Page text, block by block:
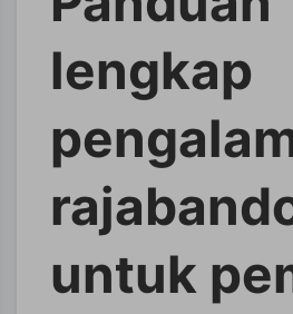
lengkap
untuk